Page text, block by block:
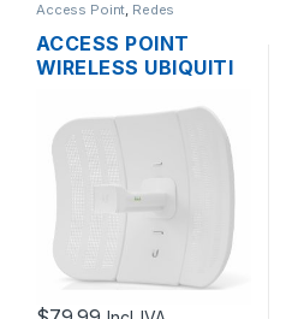
Access Point Redes
ACCESS POINT
WIRELESS UBIQUITI
M5-23 AIRMAX 5GHZ
23DBI 316MW + POE
OUTDOOR